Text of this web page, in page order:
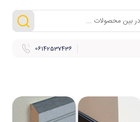
06142537436